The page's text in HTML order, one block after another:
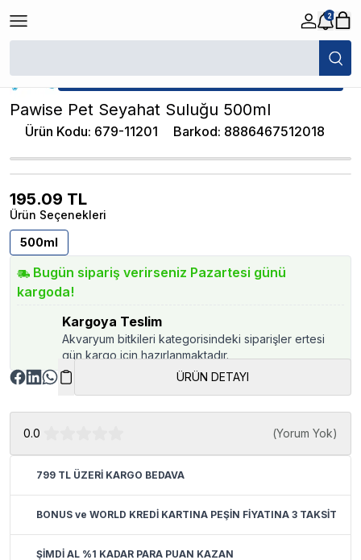
2
/ Pawise Pet Seyahat Suluğu 500ml
★ Atakan Petshop, Pawise yetkili satıcısıdır.
Pawise Pet Seyahat Suluğu 500ml
Ürün Kodu: 679-11201 Barkod: 8886467512018
195.09 TL
Ürün Seçenekleri
500ml
Bugün sipariş verirseniz Pazartesi günü
kargoda!
Kargoya Teslim
Akvaryum bitkileri kategorisindeki siparişler ertesi
gün kargo için hazırlanmaktadır.
ÜRÜN DETAYI
0.0 (Yorum Yok)
799 TL ÜZERİ KARGO BEDAVA
BONUS ve WORLD KREDİ KARTINA PEŞİN FİYATINA 3 TAKSİT
ŞİMDİ AL %1 KADAR PARA PUAN KAZAN